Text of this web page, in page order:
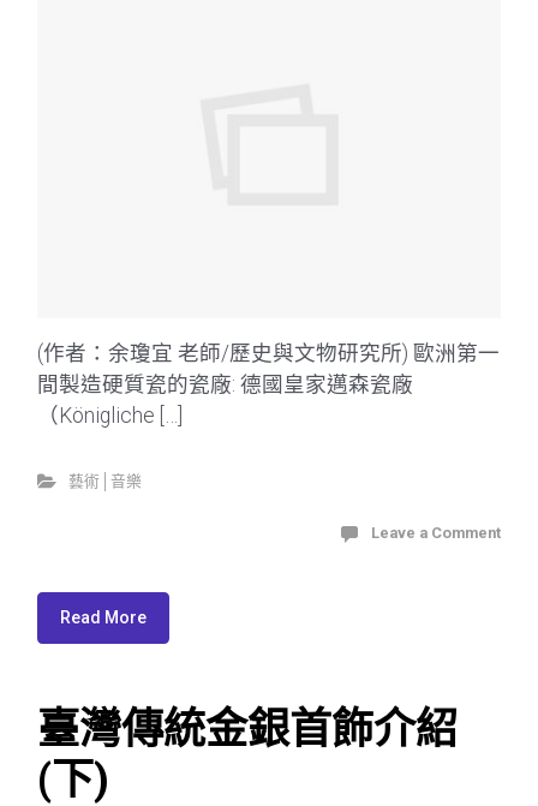
(作者：余瓊宜 老師/歷史與文物研究所) 歐洲第一
間製造硬質瓷的瓷廠: 德國皇家邁森瓷廠
（Königliche […]
藝術│音樂
Leave a Comment
Read More
臺灣傳統金銀首飾介紹
(下)